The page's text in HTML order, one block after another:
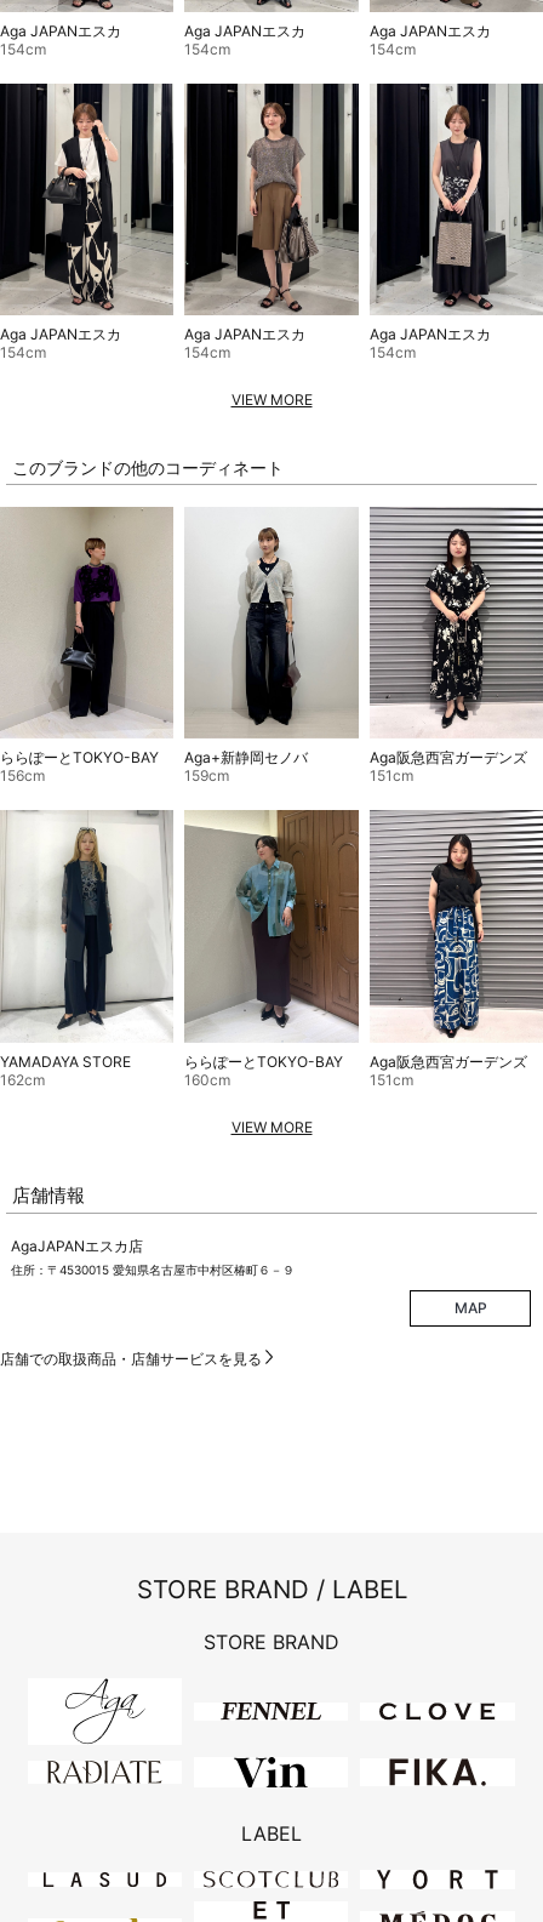
Aga JAPANエスカ
154cm
Aga JAPANエスカ
154cm
Aga JAPANエスカ
154cm
Aga JAPANエスカ
154cm
Aga JAPANエスカ
154cm
Aga JAPANエスカ
154cm
VIEW MORE
このブランドの他のコーディネート
ららぽーとTOKYO-BAY
156cm
Aga+新静岡セノバ
159cm
Aga阪急西宮ガーデンズ
151cm
YAMADAYA STORE
162cm
ららぽーとTOKYO-BAY
160cm
Aga阪急西宮ガーデンズ
151cm
VIEW MORE
店舗情報
AgaJAPANエスカ店
住所：〒4530015 愛知県名古屋市中村区椿町６－９
MAP
店舗での取扱商品・店舗サービスを見る
STORE BRAND / LABEL
STORE BRAND
LABEL